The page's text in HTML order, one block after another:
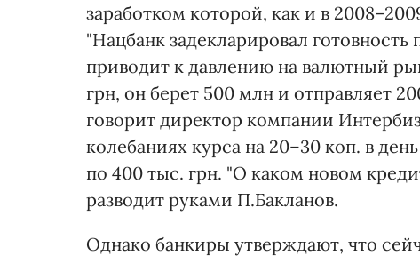
заработком которой, как и в
"Нацбанк задекларировал
приводит к давлению на валютный
грн, он берет 500 млн и отправляет
говорит директор компании
колебаниях курса на 20–30 коп. в
по 400 тыс. грн. "О каком новом
разводит руками П.Бакланов.
Однако банкиры утверждают, что